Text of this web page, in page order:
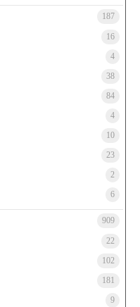
187
16
4
38
84
4
10
23
2
6
909
22
102
181
9